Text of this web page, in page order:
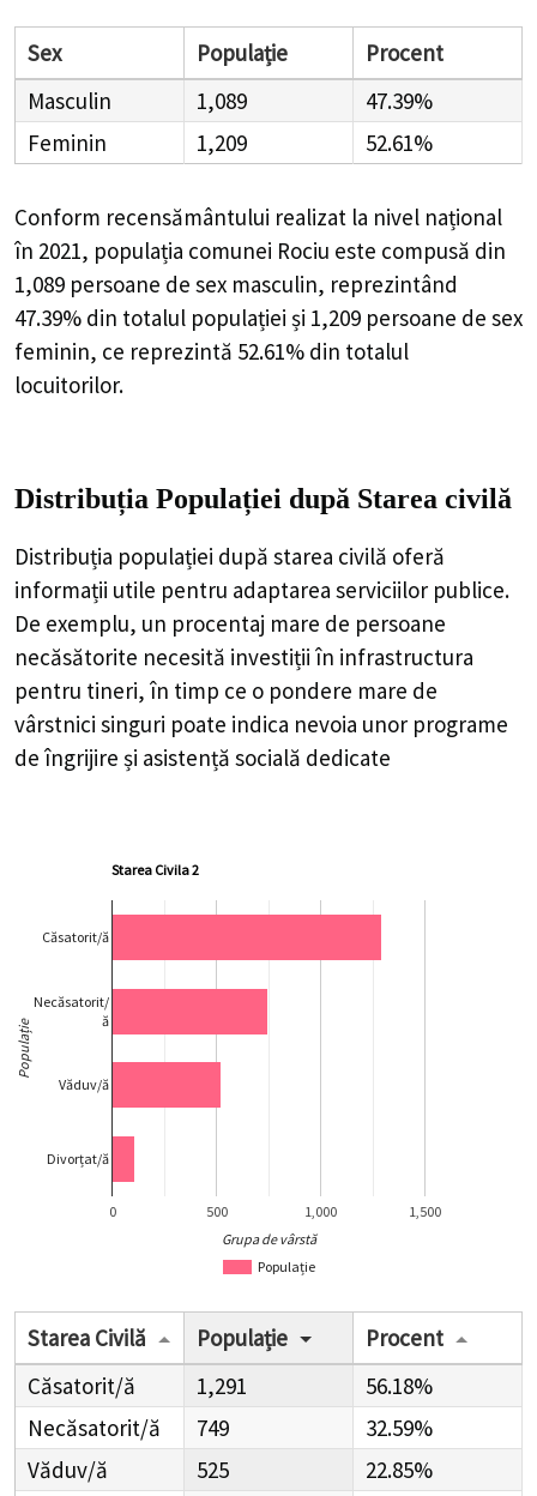
Sex Populație
Procent
Masculin
1,089
47.39%
Feminin
1,209 52.61%
Conform recensământului realizat la nivel național
în 2021, populația comunei Rociu este compusă din
1,089 persoane de sex masculin, reprezintând
47.39% din totalul populației și 1,209 persoane de sex
feminin, ce reprezintă 52.61% din totalul
locuitorilor.
Distribuția Populației după Starea civilă
Distribuția populației după starea civilă oferă
informații utile pentru adaptarea serviciilor publice.
De exemplu, un procentaj mare de persoane
necăsătorite necesită investiții în infrastructura
pentru tineri, în timp ce o pondere mare de
vârstnici singuri poate indica nevoia unor programe
de îngrijire și asistență socială dedicate
Starea Civila 2
Populație
0 500 1,000 1,500
Căsatorit/ă
Necăsatorit/
ă
Văduv/ă
Divorțat/ă
Grupa de vârstă
Populație
Starea Civilă Populație
Procent
Căsatorit/ă
1,291
56.18%
Necăsatorit/ă
749
32.59%
Văduv/ă
525
22.85%